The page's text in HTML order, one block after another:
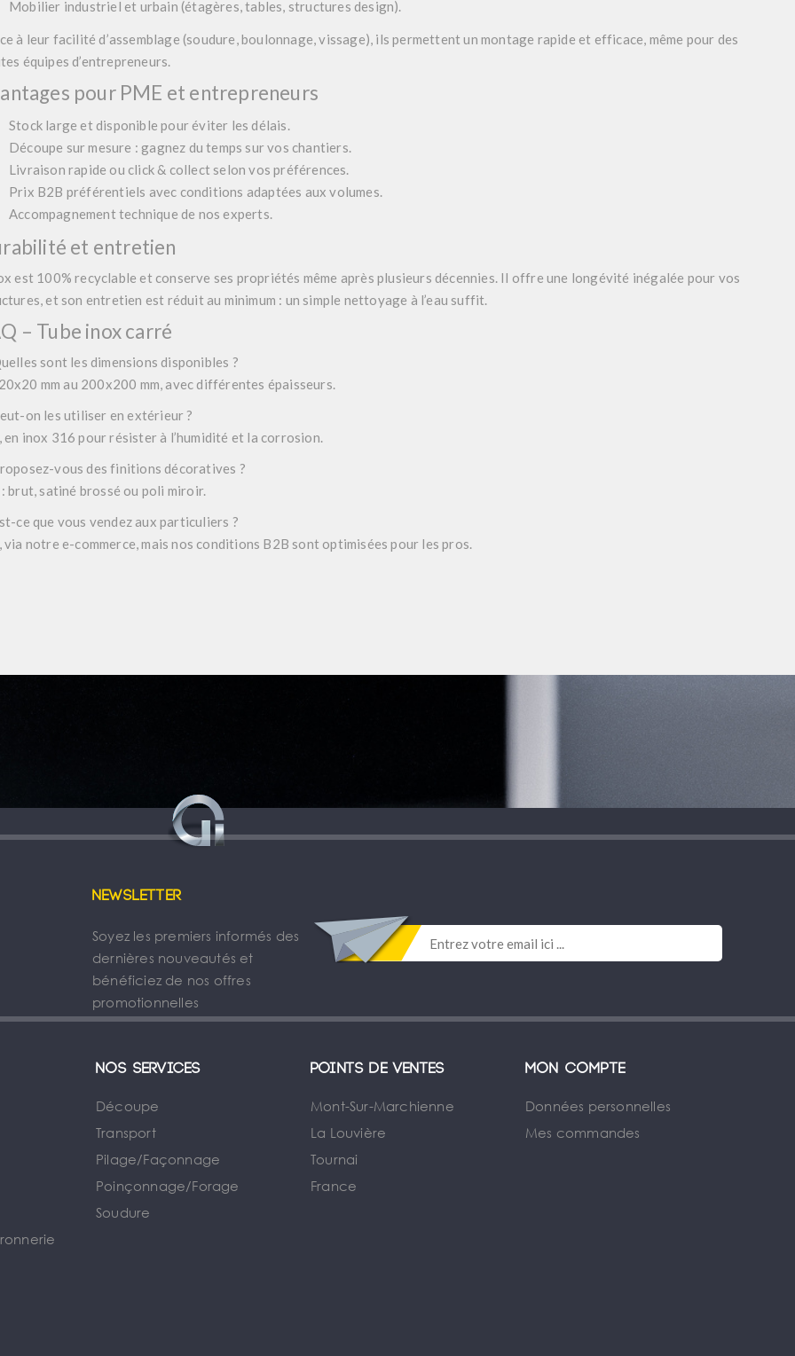
Mobilier industriel et urbain (étagères, tables, structures design).
à leur facilité d’assemblage (soudure, boulonnage, vissage), ils permettent un montage rapide et efficace, même pour des
équipes d’entrepreneurs.
pour PME et entrepreneurs
Stock large et disponible pour éviter les délais.
Découpe sur mesure : gagnez du temps sur vos chantiers.
Livraison rapide ou click & collect selon vos préférences.
Prix B2B préférentiels avec conditions adaptées aux volumes.
Accompagnement technique de nos experts.
et entretien
est 100% recyclable et conserve ses propriétés même après plusieurs décennies. Il offre une longévité inégalée pour vos
et son entretien est réduit au minimum : un simple nettoyage à l’eau suffit.
– Tube inox carré
sont les dimensions disponibles ?
mm au 200x200 mm, avec différentes épaisseurs.
on les utiliser en extérieur ?
en inox 316 pour résister à l’humidité et la corrosion.
vous des finitions décoratives ?
brut, satiné brossé ou poli miroir.
ce que vous vendez aux particuliers ?
via notre e-commerce, mais nos conditions B2B sont optimisées pour les pros.
Newsletter
Soyez les premiers informés des
dernières nouveautés et
bénéficiez de nos offres
promotionnelles
Nos services
Découpe
Transport
Pilage/Façonnage
Poinçonnage/Forage
Soudure
Points de ventes
Mont-Sur-Marchienne
La Louvière
Tournai
France
Mon compte
Données personnelles
Mes commandes